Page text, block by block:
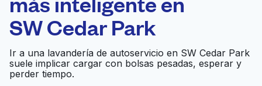
casa
Laundromat
Ir al sitio web
SW Cedar Park
Ir a una lavandería de autoservicio en SW Cedar Park
suele implicar cargar con bolsas pesadas, esperar y
perder tiempo.